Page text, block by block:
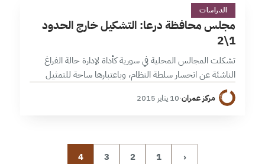
مالدراسات
مجلس محافظة درعا: التشكيل خارج الحدود
1\2
تشكلت المجالس المحلية في سورية كأداة لإدارة حالة الفراغ
الناشئة عن انحسار سلطة النظام، وباعتبارها ساحة للتمثيل
والتنفيذ فقد تجاذبتها تيارات سياسية وقوى محلية وخارجية
لتمسي جزءاً من عملية التنافس…
مركز عمران·10 يناير 2015
‹
1
2
3
4